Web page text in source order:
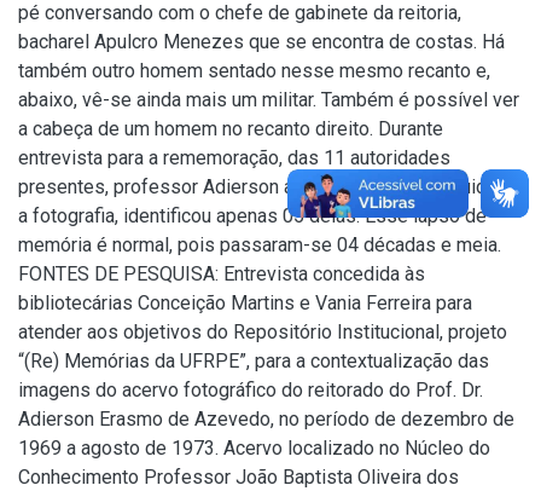
pé conversando com o chefe de gabinete da reitoria,
bacharel Apulcro Menezes que se encontra de costas. Há
também outro homem sentado nesse mesmo recanto e,
abaixo, vê-se ainda mais um militar. Também é possível ver
a cabeça de um homem no recanto direito. Durante
entrevista para a rememoração, das 11 autoridades
presentes, professor Adierson após observar com cuidado
a fotografia, identificou apenas 05 delas. Esse lapso de
memória é normal, pois passaram-se 04 décadas e meia.
FONTES DE PESQUISA: Entrevista concedida às
bibliotecárias Conceição Martins e Vania Ferreira para
atender aos objetivos do Repositório Institucional, projeto
“(Re) Memórias da UFRPE”, para a contextualização das
imagens do acervo fotográfico do reitorado do Prof. Dr.
Adierson Erasmo de Azevedo, no período de dezembro de
1969 a agosto de 1973. Acervo localizado no Núcleo do
Conhecimento Professor João Baptista Oliveira dos